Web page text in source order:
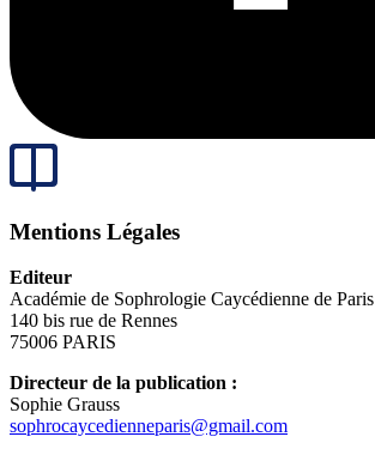
Mentions Légales
Editeur
Académie de Sophrologie Caycédienne de Paris
140 bis rue de Rennes
75006 PARIS
Directeur de la publication :
Sophie Grauss
sophrocaycedienneparis@gmail.com